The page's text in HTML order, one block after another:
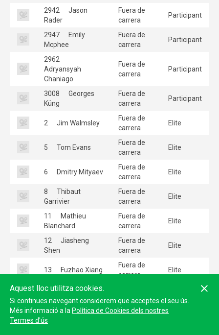
2942
Jason
Rader
Fuera de
carrera
Participant
2947
Emily
Mcphee
Fuera de
carrera
Participant
2962
Adryansyah
Chaniago
Fuera de
carrera
Participant
3008
Georges
Küng
Fuera de
carrera
Participant
2 Jim Walmsley
Fuera de
carrera
Elite
5 Tom Evans
Fuera de
carrera
Elite
6 Dmitry Mityaev
Fuera de
carrera
Elite
8
Thibaut
Garrivier
Fuera de
carrera
Elite
11
Mathieu
Blanchard
Fuera de
carrera
Elite
12
Jiasheng
Shen
Fuera de
carrera
Elite
13 Fuzhao Xiang
Fuera de
carrera
Elite
15
Miguel
Arsenio
carrera
20
Germain
Grangier
Fuera de
Aquest lloc utilitza cookies.
Si continues navegant considerem que acceptes el seu ús.
Més informació a la Política de Cookies dels nostres
Termes d'ús